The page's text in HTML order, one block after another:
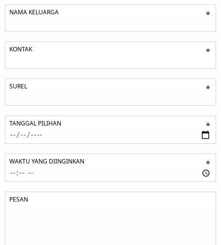
NAMA KELUARGA *
KONTAK *
SUREL *
TANGGAL PILIHAN *
WAKTU YANG DIINGINKAN *
PESAN